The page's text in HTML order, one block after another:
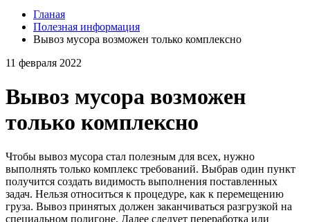
Гланая
Полезная информация
Вывоз мусора возможен только комплексно
11 февраля 2022
Вывоз мусора возможен
только комплексно
Чтобы вывоз мусора стал полезным для всех, нужно
выполнять только комплекс требований. Выбрав один пункт
получится создать видимость выполнения поставленных
задач. Нельзя относиться к процедуре, как к перемещению
груза. Вывоз принятых должен заканчиваться разгрузкой на
специальном полигоне. Далее следует переработка или